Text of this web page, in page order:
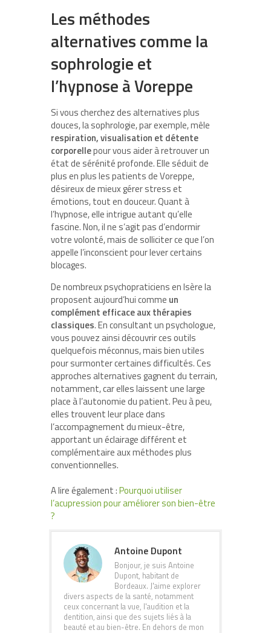
Les méthodes
alternatives comme la
sophrologie et
l’hypnose à Voreppe
Si vous cherchez des alternatives plus
douces, la sophrologie, par exemple, mêle
respiration, visualisation et détente
corporellepour vous aider à retrouver un
état de sérénité profonde. Elle séduit de
plus en plus les patients de Voreppe,
désireux de mieux gérer stress et
émotions, tout en douceur. Quant à
l’hypnose, elle intrigue autant qu’elle
fascine. Non, il ne s’agit pas d’endormir
votre volonté, mais de solliciter ce que l’on
appelle l’inconscient pour lever certains
blocages.
De nombreux psychopraticiens en Isère la
proposent aujourd’hui comme un
complément efficace aux thérapies
classiques. En consultant un psychologue,
vous pouvez ainsi découvrir ces outils
quelquefois méconnus, mais bien utiles
pour surmonter certaines difficultés. Ces
approches alternatives gagnent du terrain,
notamment, car elles laissent une large
place à l’autonomie du patient. Peu à peu,
elles trouvent leur place dans
l’accompagnement du mieux-être,
apportant un éclairage différent et
complémentaire aux méthodes plus
conventionnelles.
A lire également :Pourquoi utiliser
l’acupression pour améliorer son bien-être
?
Antoine Dupont
Bonjour, je suis Antoine
Dupont, habitant de
Bordeaux. J'aime explorer
divers aspects de la santé, notamment
ceux concernant la vue, l'audition et la
dentition, ainsi que des sujets liés à la
beauté et au bien-être. En dehors de mon